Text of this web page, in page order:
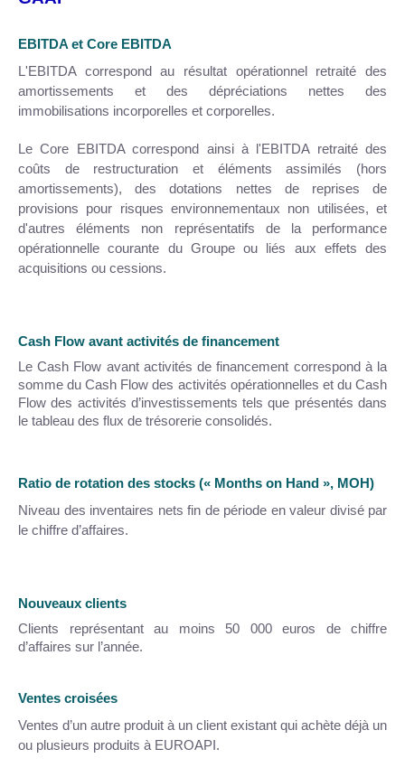
EBITDA et Core EBITDA
L'EBITDA correspond au résultat opérationnel retraité des
amortissements et des dépréciations nettes des
immobilisations incorporelles et corporelles.
Le Core EBITDA correspond ainsi à l'EBITDA retraité des
coûts de restructuration et éléments assimilés (hors
amortissements), des dotations nettes de reprises de
provisions pour risques environnementaux non utilisées, et
d'autres éléments non représentatifs de la performance
opérationnelle courante du Groupe ou liés aux effets des
acquisitions ou cessions.
Cash Flow avant activités de financement
Le Cash Flow avant activités de financement correspond à la
somme du Cash Flow des activités opérationnelles et du Cash
Flow des activités d’investissements tels que présentés dans
le tableau des flux de trésorerie consolidés.
Ratio de rotation des stocks (« Months on Hand », MOH)
Niveau des inventaires nets fin de période en valeur divisé par
le chiffre d’affaires.
Nouveaux clients
Clients représentant au moins 50 000 euros de chiffre
d’affaires sur l’année.
Ventes croisées
Ventes d’un autre produit à un client existant qui achète déjà un
ou plusieurs produits à EUROAPI.